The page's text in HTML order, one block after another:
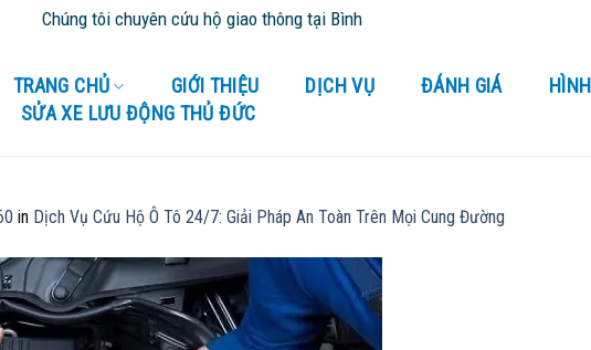
Chúng tôi chuyên cứu hộ giao thông tại Bình Dương và tỉnh thành lân cận -
TRANG CHỦ GIỚI THIỆU DỊCH VỤ ĐÁNH GIÁ
SỬA XE LƯU ĐỘNG THỦ ĐỨC
in Dịch Vụ Cứu Hộ Ô Tô 24/7: Giải Pháp An Toàn Trên Mọi Cung Đường